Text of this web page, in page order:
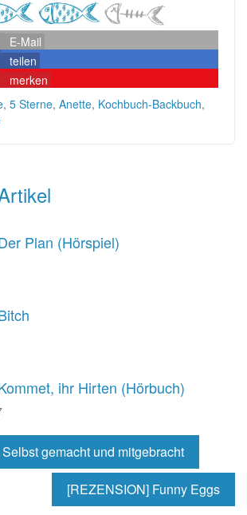
E-Mail
teilen
merken
, 5 Sterne, Anette, Kochbuch-Backbuch,
Plan (Hörspiel)
ihr Hirten (Hörbuch)
gemacht und mitgebracht
[REZENSION] Funny Eggs